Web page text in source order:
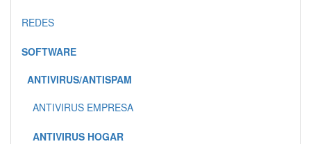
REDES
SOFTWARE
ANTIVIRUS/ANTISPAM
ANTIVIRUS EMPRESA
ANTIVIRUS HOGAR